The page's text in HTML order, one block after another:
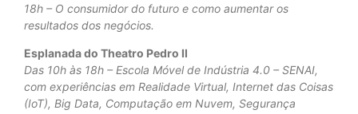
18h – O consumidor do futuro e como aumentar os
resultados dos negócios.
Esplanada do Theatro Pedro II
Das 10h às 18h – Escola Móvel de Indústria 4.0 – SENAI,
com experiências em Realidade Virtual, Internet das Coisas
(IoT), Big Data, Computação em Nuvem, Segurança